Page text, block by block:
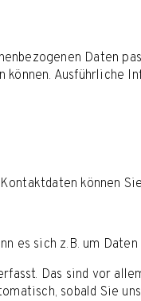
Daten
Ausführliche
können
es sich z.B. um
Das sind vor
sobald Sie